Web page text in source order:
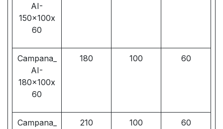
AI-
150x100x
60
Campana_
AI-
180x100x
60
180 100 60
Campana_
210 100 60